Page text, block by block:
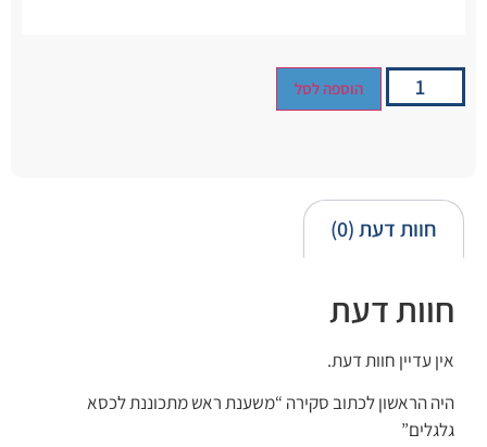
הוספה לסל
חוות דעת (0)
חוות דעת
אין עדיין חוות דעת.
היה הראשון לכתוב סקירה “משענת ראש מתכוננת לכסא
גלגלים”